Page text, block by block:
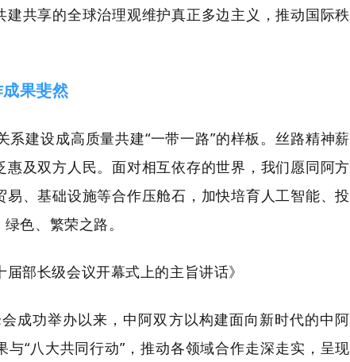
共享的全球治理观维护真正多边主义，推动国际秩
果斐然
系建设成高质量共建“一带一路”的样板。丝路精神薪
及双方人民。面对相互依存的世界，我们愿同阿方
、基础设施等合作压舱石，加快培育人工智能、投
色、繁荣之路。
届部长级会议开幕式上的主旨讲话》
成功举办以来，中阿双方以构建面向新时代的中阿
“八大共同行动”，推动各领域合作走深走实，呈现